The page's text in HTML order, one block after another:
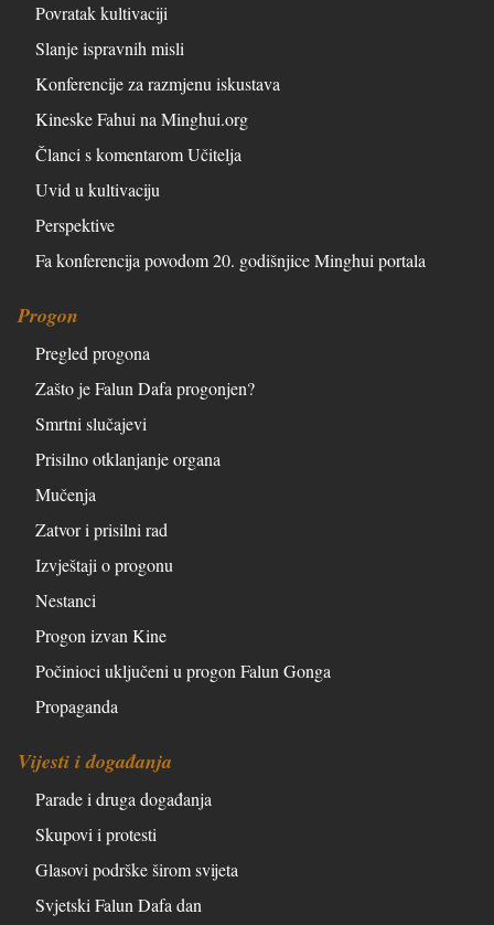
Povratak kultivaciji
Slanje ispravnih misli
Konferencije za razmjenu iskustava
Kineske Fahui na Minghui.org
Članci s komentarom Učitelja
Uvid u kultivaciju
Perspektive
Fa konferencija povodom 20. godišnjice Minghui portala
Progon
Pregled progona
Zašto je Falun Dafa progonjen?
Smrtni slučajevi
Prisilno otklanjanje organa
Mučenja
Zatvor i prisilni rad
Izvještaji o progonu
Nestanci
Progon izvan Kine
Počinioci uključeni u progon Falun Gonga
Propaganda
Vijesti i događanja
Parade i druga događanja
Skupovi i protesti
Glasovi podrške širom svijeta
Svjetski Falun Dafa dan